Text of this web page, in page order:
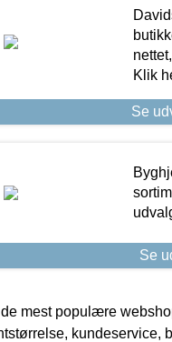
Klik
Se
Se
mest populære
kundeservice,